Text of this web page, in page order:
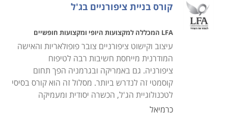
קורס בניית ציפורניים בג'ל
LFA המכללה למקצועות היופי ומקצועות חופשיים
עיצוב וקישוט ציפורניים צובר פופולאריות והאישה
המודרנית מייחסת חשיבות רבה לטיפוח
ציפורניה. גם באמריקה ובגרמניה הפך תחום
קוסמטי זה לנדרש ביותר. מסלול זה הוא קורס בסיסי
לטכנולוגיית הג'ל, הכשרה יסודית ומעמיקה
כרמיאל